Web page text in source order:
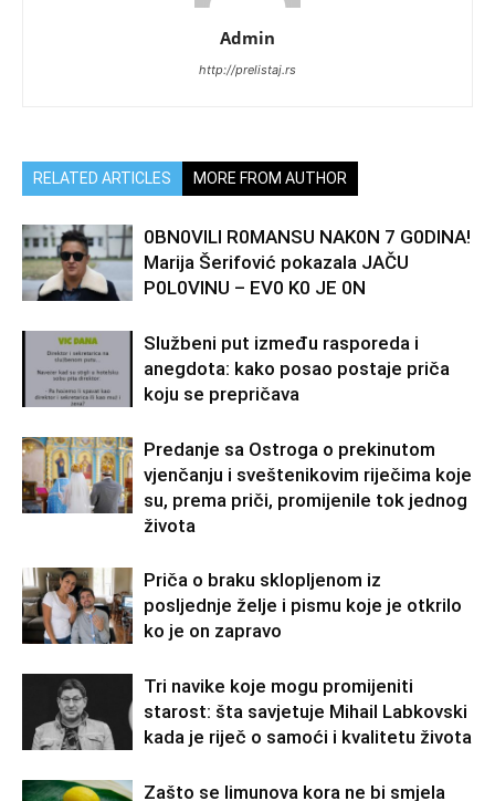
Admin
http://prelistaj.rs
RELATED ARTICLES MORE FROM AUTHOR
0BN0VlLl R0MANSU NAK0N 7 G0DlNA!
Marija Šerifović pokazala JAČU
P0L0VINU – EV0 K0 JE 0N
Službeni put između rasporeda i
anegdota: kako posao postaje priča
koju se prepričava
Predanje sa Ostroga o prekinutom
vjenčanju i sveštenikovim riječima koje
su, prema priči, promijenile tok jednog
života
Priča o braku sklopljenom iz
posljednje želje i pismu koje je otkrilo
ko je on zapravo
Tri navike koje mogu promijeniti
starost: šta savjetuje Mihail Labkovski
kada je riječ o samoći i kvalitetu života
Zašto se limunova kora ne bi smjela